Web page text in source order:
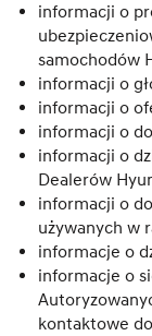
informacji o
samochodów
informacji o
informacji o
informacji o
informacji o
Dealerów
informacji o
używanych w
informacje o
informacje o
kontaktowe